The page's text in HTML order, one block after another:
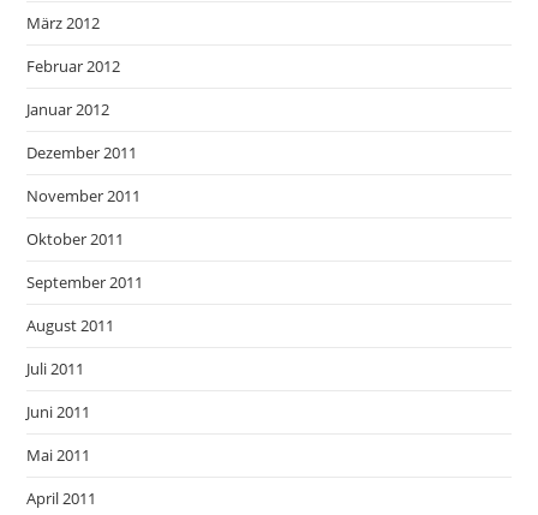
März 2012
Februar 2012
Januar 2012
Dezember 2011
November 2011
Oktober 2011
September 2011
August 2011
Juli 2011
Juni 2011
Mai 2011
April 2011